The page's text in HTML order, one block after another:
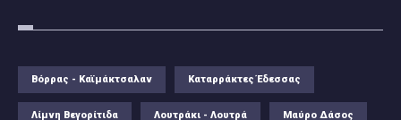
Βόρρας - Καϊμάκτσαλαν Καταρράκτες Έδεσσας
Λίμνη Βεγορίτιδα Λουτράκι - Λουτρά Μαύρο Δάσος